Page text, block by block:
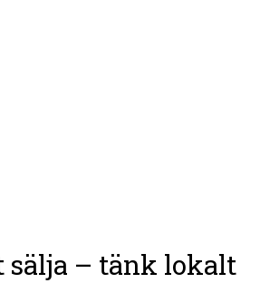
sälja – tänk lokalt